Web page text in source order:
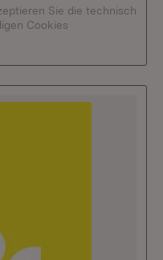
Sie die technisch
Cookies